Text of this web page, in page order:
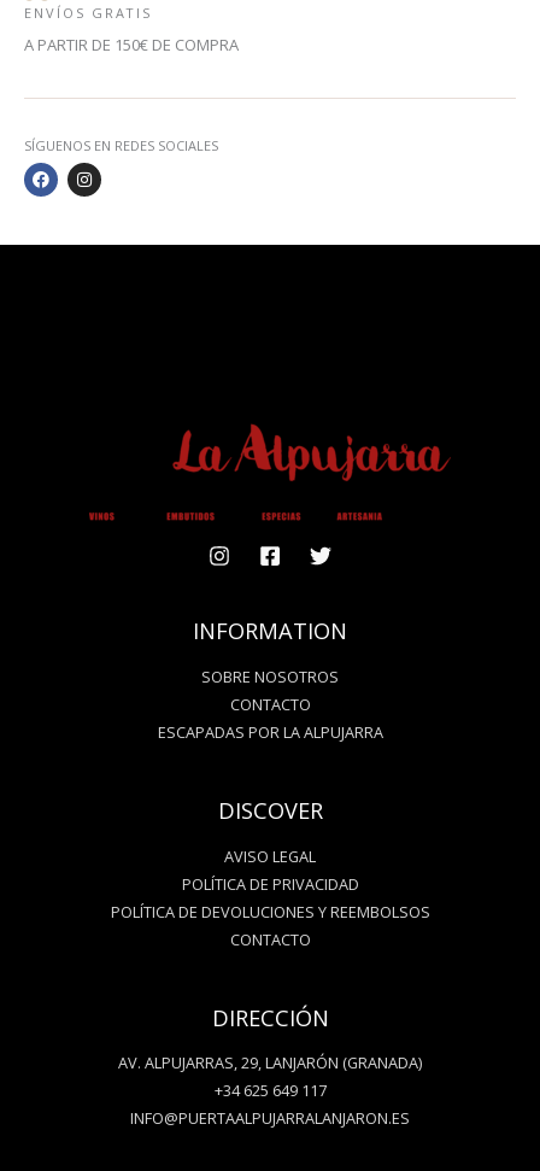
ENVÍOS GRATIS
A PARTIR DE 150€ DE COMPRA
SÍGUENOS EN REDES SOCIALES
F
A
C
I
N
S
INFORMATION
SOBRE NOSOTROS
CONTACTO
ESCAPADAS POR LA ALPUJARRA
DISCOVER
AVISO LEGAL
POLÍTICA DE PRIVACIDAD
POLÍTICA DE DEVOLUCIONES Y REEMBOLSOS
CONTACTO
DIRECCIÓN
AV. ALPUJARRAS, 29, LANJARÓN (GRANADA)
+34 625 649 117
INFO@PUERTAALPUJARRALANJARON.ES